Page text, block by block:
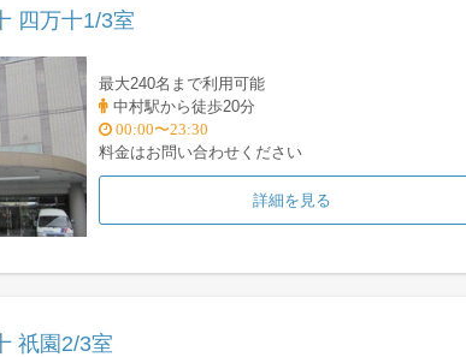
四万十1/3室
最大240名まで利用可能
中村駅から徒歩20分
00:00〜23:30
料金はお問い合わせください
詳細を見る
祇園2/3室